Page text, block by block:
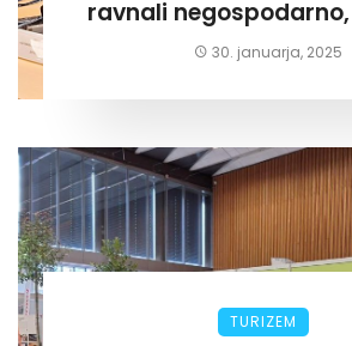
ravnali
za lastni žep. Tokrat na
30. januarja, 2025
TURIZEM